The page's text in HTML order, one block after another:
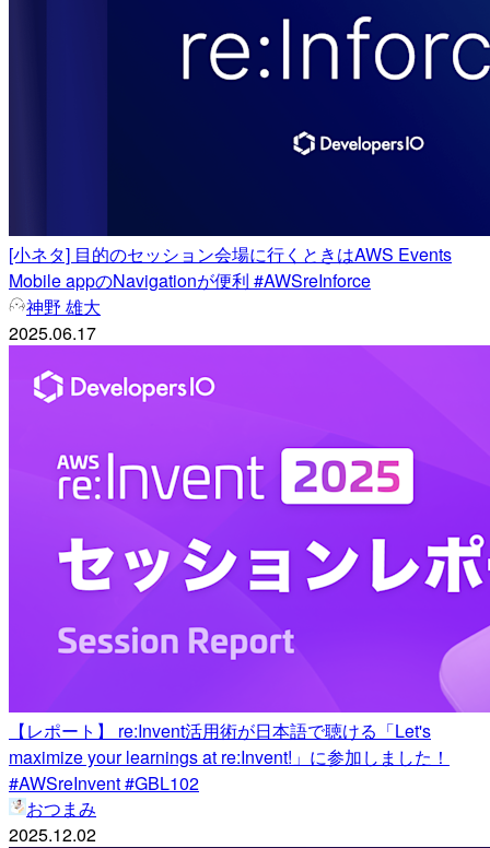
[小ネタ] 目的のセッション会場に行くときはAWS Events
Mobile appのNavigationが便利 #AWSreInforce
神野 雄大
2025.06.17
【レポート】 re:Invent活用術が日本語で聴ける「Let's
maximize your learnings at re:Invent!」に参加しました！
#AWSreInvent #GBL102
おつまみ
2025.12.02